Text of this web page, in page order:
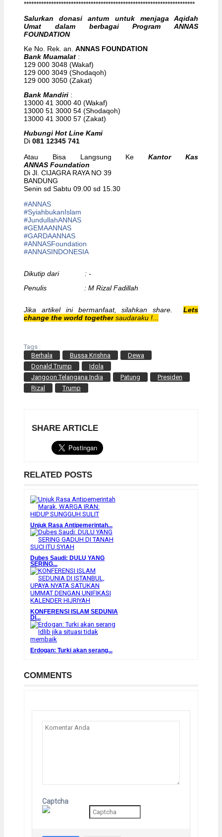
*********************************************************************
Salurkan donasi antum untuk menjaga Aqidah
Umat dalam berbagai Program ANNAS
FOUNDATION
Ke No. Rek. an. ANNAS FOUNDATION
Bank Muamalat :
129 000 3048 (Wakaf)
129 000 3049 (Shodaqoh)
129 000 3050 (Zakat)
Bank Mandiri :
13000 41 3000 40 (Wakaf)
13000 51 3000 54 (Shodaqoh)
13000 41 3000 57 (Zakat)
Hubungi Hot Line Kami
Di 081 12345 741
Atau Bisa Langsung KeKantor Kas
ANNAS Foundation
Di Jl. CIJAGRA RAYA NO 39
BANDUNG
Senin sd Sabtu 09.00 sd 15.30
#ANNAS
#SyiahbukanIslam
#JundullahANNAS
#GEMAANNAS
#GARDAANNAS
#ANNASFoundation
#ANNASINDONESIA
Dikutip dari : -
Penulis : M Rizal Fadillah
Jika artikel ini bermanfaat, silahkan share. Lets
change the world together saudaraku !...
Tags :
Berhala
Bussa Krishna
Dewa
Donald Trump
Idola
Jangoon Telangana India
Patung
Presiden
Rizal
Trump
SHARE ARTICLE
RELATED POSTS
Unjuk Rasa Antipemerintah...
Dubes Saudi: DULU YANG
SERING...
KONFERENSI ISLAM SEDUNIA
DI...
Erdogan: Turki akan serang...
COMMENTS
Captcha